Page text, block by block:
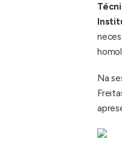
Na